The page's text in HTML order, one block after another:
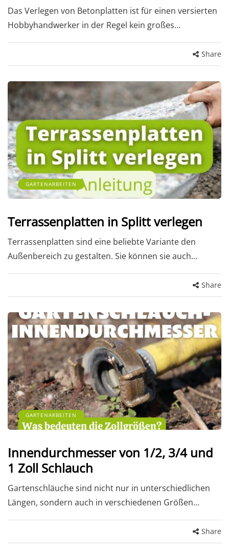
Das Verlegen von Betonplatten ist für einen versierten
Hobbyhandwerker in der Regel kein großes…
Share
GARTENARBEITEN
Terrassenplatten in Splitt verlegen
Terrassenplatten sind eine beliebte Variante den
Außenbereich zu gestalten. Sie können sie auch…
Share
GARTENARBEITEN
Innendurchmesser von 1/2, 3/4 und
1 Zoll Schlauch
Gartenschläuche sind nicht nur in unterschiedlichen
Längen, sondern auch in verschiedenen Größen…
Share